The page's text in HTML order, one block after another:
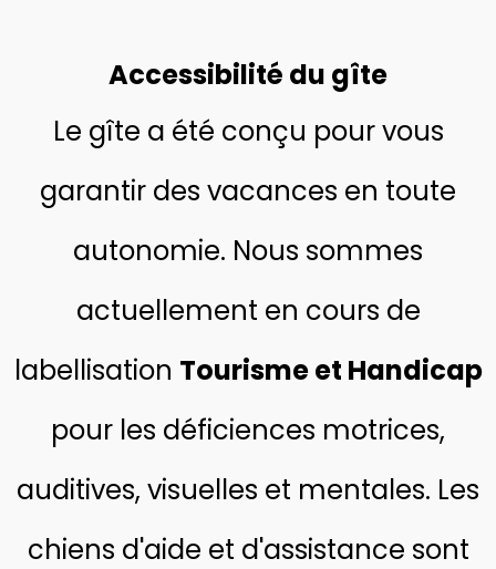
Accessibilité du gîte
Le gîte a été conçu pour vous
garantir des vacances en toute
autonomie. Nous sommes
actuellement en cours de
labellisation Tourisme et Handicap
pour les déficiences motrices,
auditives, visuelles et mentales. Les
chiens d'aide et d'assistance sont